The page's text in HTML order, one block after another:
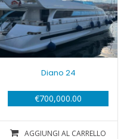
Diano 24
€700,000.00
AGGIUNGI AL CARRELLO